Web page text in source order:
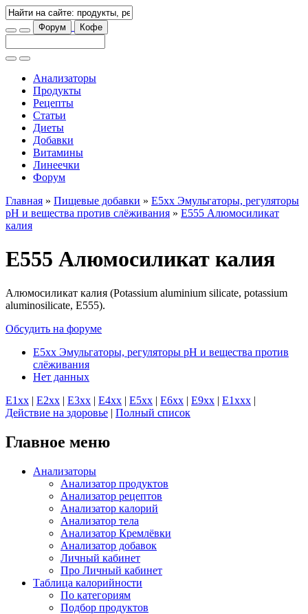
Форум Кофе
Анализаторы
Продукты
Рецепты
Статьи
Диеты
Добавки
Витамины
Линеечки
Форум
Главная » Пищевые добавки » E5xx Эмульгаторы, регуляторы
рН и вещества против слёживания » E555 Алюмосиликат
калия
E555 Алюмосиликат калия
Алюмосиликат калия (Potassium aluminium silicate, potassium
aluminosilicate, E555).
Обсудить на форуме
E5xx Эмульгаторы, регуляторы рН и вещества против
слёживания
Нет данных
E1хх | E2хх | E3хх | E4хх | E5хх | E6хх | E9хх | E1xхх |
Действие на здоровье | Полный список
Главное меню
Анализаторы
Анализатор продуктов
Анализатор рецептов
Анализатор калорий
Анализатор тела
Анализатор Кремлёвки
Анализатор добавок
Личный кабинет
Про Личный кабинет
Таблица калорийности
По категориям
Подбор продуктов